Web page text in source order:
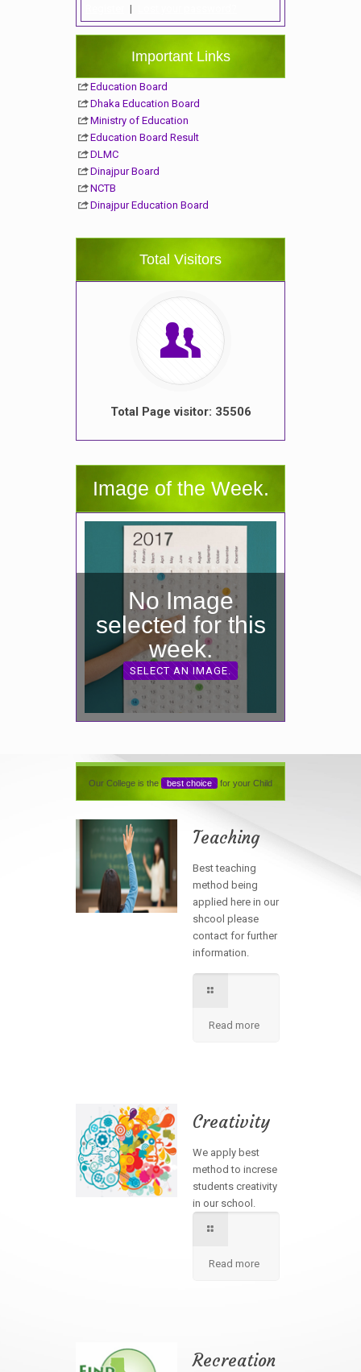
|
Important Links
Education Board
Dhaka Education Board
Ministry of Education
Education Board Result
DLMC
Dinajpur Board
NCTB
Dinajpur Education Board
Total Visitors
Total Page visitor: 35506
Image of the Week.
No Image
selected for this
week.
SELECT AN IMAGE.
Our College is the best choice for your Child
Teaching
Best teaching
method being
applied here in our
shcool please
contact for further
information.
Read more
Creativity
We apply best
method to increse
students creativity
in our school.
Read more
Recreation